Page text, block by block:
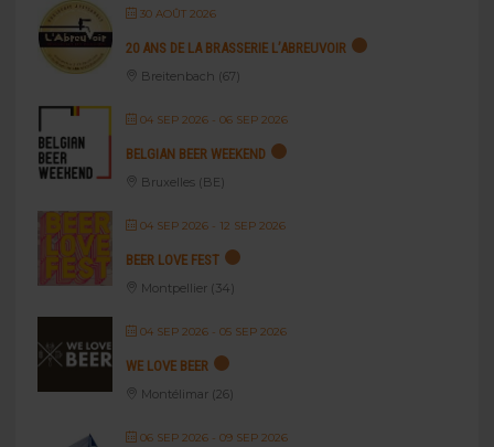
30 AOÛT 2026
20 ANS DE LA BRASSERIE L’ABREUVOIR
Breitenbach (67)
04 SEP 2026- 06 SEP 2026
BELGIAN BEER WEEKEND
Bruxelles (BE)
04 SEP 2026- 12 SEP 2026
BEER LOVE FEST
Montpellier (34)
04 SEP 2026- 05 SEP 2026
WE LOVE BEER
Montélimar (26)
06 SEP 2026- 09 SEP 2026